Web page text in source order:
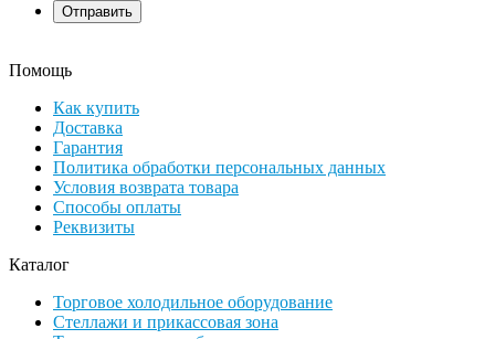
Помощь
Как купить
Доставка
Гарантия
Политика обработки персональных данных
Условия возврата товара
Способы оплаты
Реквизиты
Каталог
Торговое холодильное оборудование
Стеллажи и прикассовая зона